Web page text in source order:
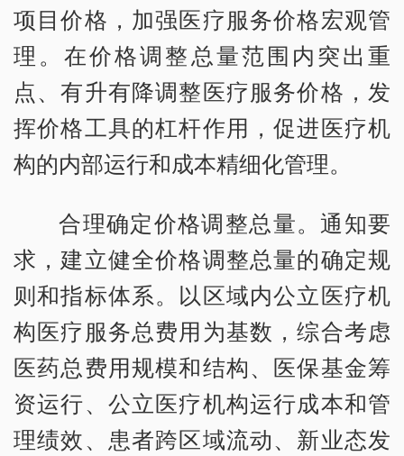
项目价格，加强医疗服务价格宏观管
理。在价格调整总量范围内突出重
点、有升有降调整医疗服务价格，发
挥价格工具的杠杆作用，促进医疗机
构的内部运行和成本精细化管理。
合理确定价格调整总量。通知要
求，建立健全价格调整总量的确定规
则和指标体系。以区域内公立医疗机
构医疗服务总费用为基数，综合考虑
医药总费用规模和结构、医保基金筹
资运行、公立医疗机构运行成本和管
理绩效、患者跨区域流动、新业态发